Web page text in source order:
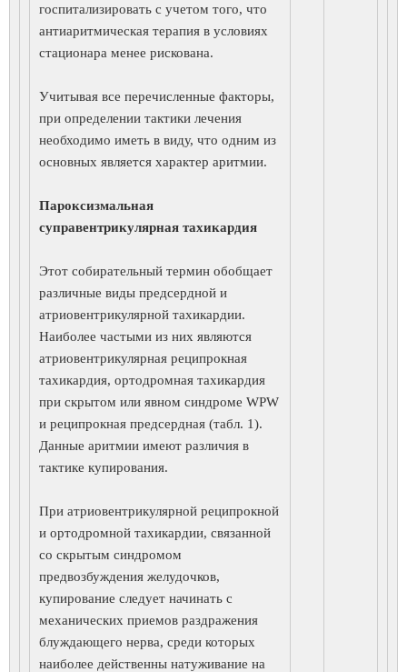
госпитализировать с учетом того, что
антиаритмическая терапия в условиях
стационара менее рискована.
Учитывая все перечисленные факторы,
при определении тактики лечения
необходимо иметь в виду, что одним из
основных является характер аритмии.
Пароксизмальная
суправентрикулярная тахикардия
Этот собирательный термин обобщает
различные виды предсердной и
атриовентрикулярной тахикардии.
Наиболее частыми из них являются
атриовентрикулярная реципрокная
тахикардия, ортодромная тахикардия
при скрытом или явном синдроме WPW
и реципрокная предсердная (табл. 1).
Данные аритмии имеют различия в
тактике купирования.
При атриовентрикулярной реципрокной
и ортодромной тахикардии, связанной
со скрытым синдромом
предвозбуждения желудочков,
купирование следует начинать с
механических приемов раздражения
блуждающего нерва, среди которых
наиболее действенны натуживание на